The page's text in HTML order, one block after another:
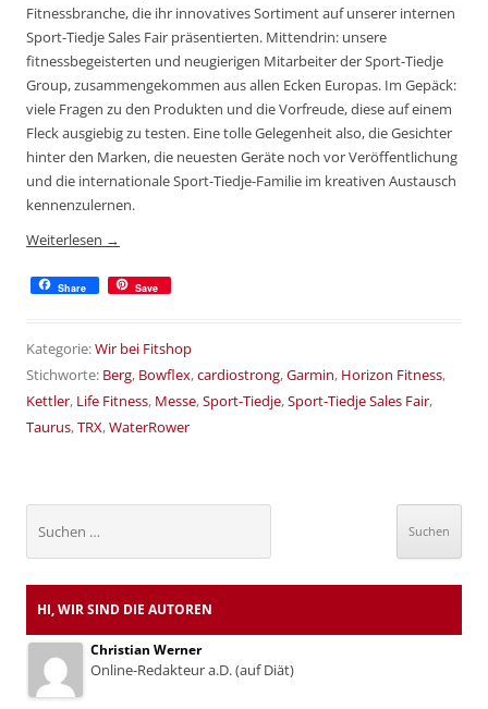
Fitnessbranche, die ihr innovatives Sortiment auf unserer internen
Sport-Tiedje Sales Fair präsentierten. Mittendrin: unsere
fitnessbegeisterten und neugierigen Mitarbeiter der Sport-Tiedje
Group, zusammengekommen aus allen Ecken Europas. Im Gepäck:
viele Fragen zu den Produkten und die Vorfreude, diese auf einem
Fleck ausgiebig zu testen. Eine tolle Gelegenheit also, die Gesichter
hinter den Marken, die neuesten Geräte noch vor Veröffentlichung
und die internationale Sport-Tiedje-Familie im kreativen Austausch
kennenzulernen.
Weiterlesen →
Share Save
Kategorie:Wir bei Fitshop
Stichworte: Berg, Bowflex,cardiostrong,Garmin, Horizon Fitness,
Kettler, Life Fitness, Messe,Sport-Tiedje,Sport-Tiedje Sales Fair,
Taurus,TRX,WaterRower
nach:
HI, WIR SIND DIE AUTOREN
Christian Werner
Online-Redakteur a.D. (auf Diät)